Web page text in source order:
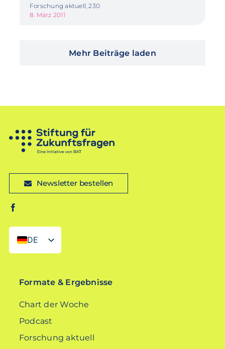
Forschung aktuell, 230
8. März 2011
Mehr Beiträge laden
Newsletter bestellen
DE
EN
Formate & Ergebnisse
Chart der Woche
Podcast
Forschung aktuell